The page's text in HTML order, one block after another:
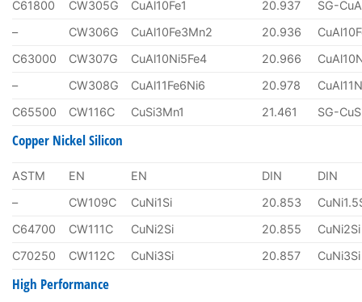
C61800
CW305G CuAl10Fe1 20.937
SG-
–
CW306G CuAl10Fe3Mn2 20.936
C63000
CW307G CuAl10Ni5Fe4 20.966
–
CW308G CuAl11Fe6Ni6 20.978
C65500
CW116C CuSi3Mn1 21.461 SG-
Copper Nickel Silicon
ASTM EN EN DIN
DIN
–
CW109C CuNi1Si 20.853
C64700
CW111C CuNi2Si 20.855
CuNi2Si
C70250
CW112C CuNi3Si 20.857 CuNi3Si
High Performance